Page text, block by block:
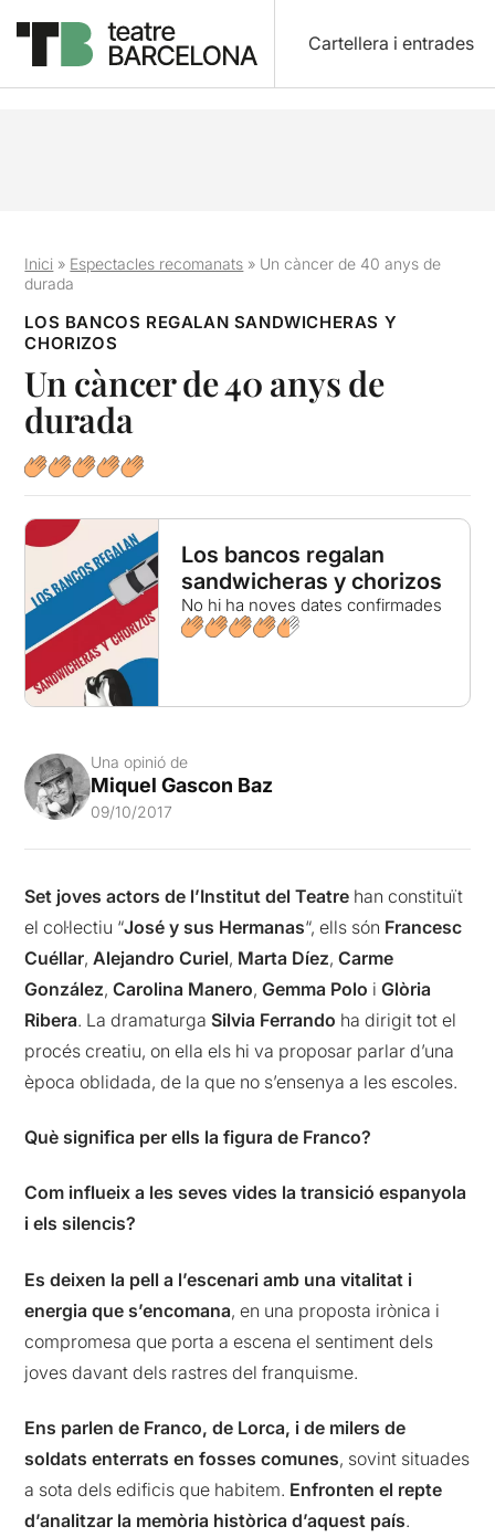
Cartellera i entrades
Inici » Espectacles recomanats » Un càncer de 40 anys de
durada
LOS BANCOS REGALAN SANDWICHERAS Y
CHORIZOS
Un càncer de 40 anys de
durada
Los bancos regalan
sandwicheras y chorizos
No hi ha noves dates confirmades
Una opinió de
Miquel Gascon Baz
09/10/2017
Set joves actors de l’Institut del Teatre han constituït
el col·lectiu “José y sus Hermanas“, ells són Francesc
Cuéllar,Alejandro Curiel, Marta Díez, Carme
González,Carolina Manero,Gemma Polo iGlòria
Ribera. La dramaturgaSilvia Ferrando ha dirigit tot el
procés creatiu, on ella els hi va proposar parlar d’una
època oblidada, de la que no s’ensenya a les escoles.
Què significa per ells la figura de Franco?
Com influeix a les seves vides la transició espanyola
i els silencis?
Es deixen la pell a l’escenari amb una vitalitat i
energia que s’encomana, en una proposta irònica i
compromesa que porta a escena el sentiment dels
joves davant dels rastres del franquisme.
Ens parlen de Franco, de Lorca, i de milers de
soldats enterrats en fosses comunes, sovint situades
a sota dels edificis que habitem. Enfronten el repte
d’analitzar la memòria històrica d’aquest país.